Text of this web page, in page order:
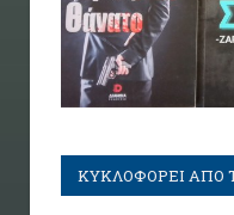
ΚΥΚΛΟΦΟΡΕΙ ΑΠΟ